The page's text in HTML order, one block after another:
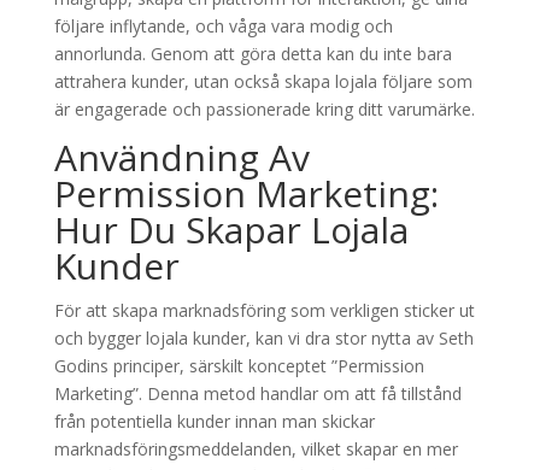
följare inflytande, och våga vara modig och
annorlunda. Genom att göra detta kan du inte bara
attrahera kunder, utan också skapa lojala följare som
är engagerade och passionerade kring ditt varumärke.
Användning Av
Permission Marketing:
Hur Du Skapar Lojala
Kunder
För att skapa marknadsföring som verkligen sticker ut
och bygger lojala kunder, kan vi dra stor nytta av Seth
Godins principer, särskilt konceptet ”Permission
Marketing”. Denna metod handlar om att få tillstånd
från potentiella kunder innan man skickar
marknadsföringsmeddelanden, vilket skapar en mer